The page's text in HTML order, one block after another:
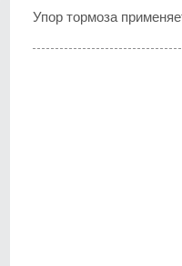
Упор тормоза